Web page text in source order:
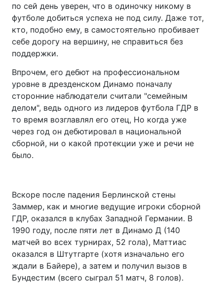
по сей день уверен, что в одиночку никому в
футболе добиться успеха не под силу. Даже тот,
кто, подобно ему, в самостоятельно пробивает
себе дорогу на вершину, не справиться без
поддержки.
Впрочем, его дебют на профессиональном
уровне в дрезденском Динамо поначалу
сторонние наблюдатели считали "семейным
делом", ведь одного из лидеров футбола ГДР в
то время возглавлял его отец, Но когда уже
через год он дебютировал в национальной
сборной, ни о какой протекции уже и речи не
было.
Вскоре после падения Берлинской стены
Заммер, как и многие ведущие игроки сборной
ГДР, оказался в клубах Западной Германии. В
1990 году, после пяти лет в Динамо Д (140
матчей во всех турнирах, 52 гола), Маттиас
оказался в Штутгарте (хотя изначально его
ждали в Байере), а затем и получил вызов в
Бундестим (всего сыграл 51 матч, 8 голов).